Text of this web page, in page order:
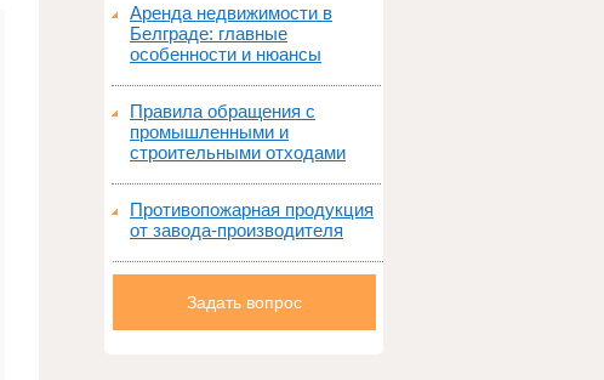
Аренда недвижимости в
Белграде: главные
особенности и нюансы
Правила обращения с
промышленными и
строительными отходами
Противопожарная продукция
от завода-производителя
Задать вопрос